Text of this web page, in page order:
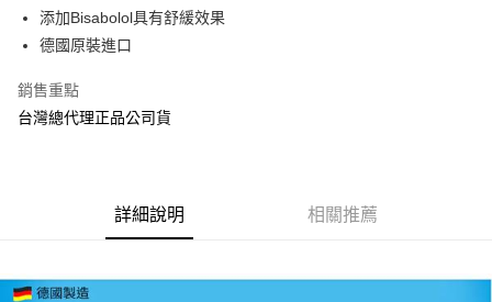
AFTEE先享後付
相關說明
AFTEE先享後付是「在收到商品之後才付款」的支付方式。 讓您購物簡單
便利好安心！
【「AFTEE先享後付」結帳流程】
１．於結帳方式選擇「AFTEE先享後付」後，將跳轉至「AFTEE先享後付」
３．收到繳費通知簡訊後14天內，點擊此簡訊中的連結，可透過四大超商／
ATM付款
每筆NT$70，滿NT$600(含以上)免運費
每筆NT$70，滿NT$600(含以上)免運費
添加Bisabolol具有舒緩效果
德國原裝進口
銷售重點
台灣總代理正品公司貨
詳細說明 相關推薦